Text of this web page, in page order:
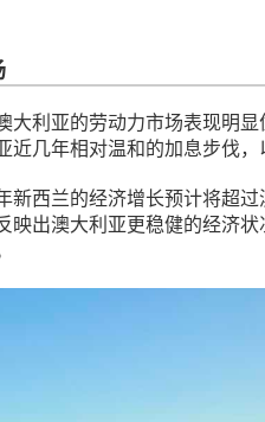
大利亚的劳动力市场表现明
近几年相对温和的加息步伐，
新西兰的经济增长预计将超
映出澳大利亚更稳健的经济